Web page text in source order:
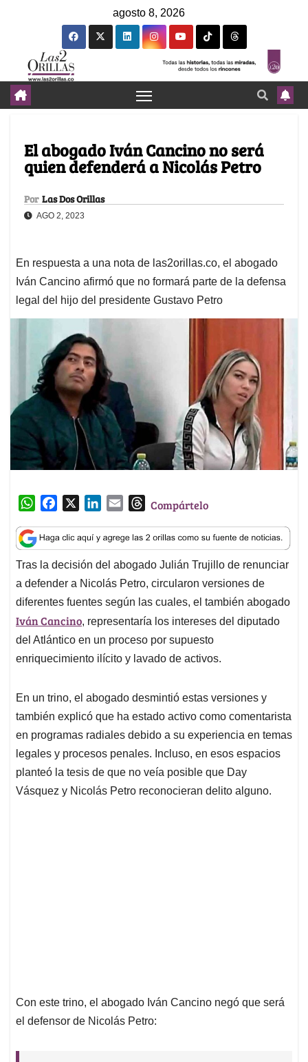
agosto 8, 2026
El abogado Iván Cancino no será
quien defenderá a Nicolás Petro
Por Las Dos Orillas
AGO 2, 2023
En respuesta a una nota de las2orillas.co, el abogado
Iván Cancino afirmó que no formará parte de la defensa
legal del hijo del presidente Gustavo Petro
W
a
t
s
A
p
p
c
e
b
o
o
k
n
k
e
d
I
n
a
i
l
T
r
e
a
d
s
Compártelo
Tras la decisión del abogado Julián Trujillo de renunciar
a defender a Nicolás Petro, circularon versiones de
diferentes fuentes según las cuales, el también abogado
Iván Cancino, representaría los intereses del diputado
del Atlántico en un proceso por supuesto
enriquecimiento ilícito y lavado de activos.
En un trino, el abogado desmintió estas versiones y
también explicó que ha estado activo como comentarista
en programas radiales debido a su experiencia en temas
legales y procesos penales. Incluso, en esos espacios
planteó la tesis de que no veía posible que Day
Vásquez y Nicolás Petro reconocieran delito alguno.
Con este trino, el abogado Iván Cancino negó que será
el defensor de Nicolás Petro: